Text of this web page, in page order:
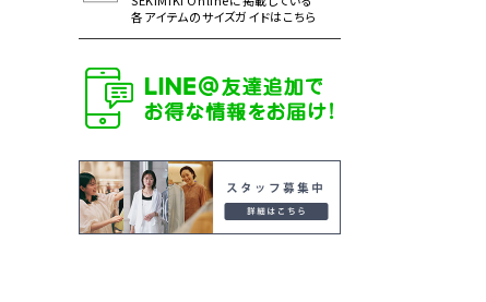
各アイテムのサイズガイドはこちら